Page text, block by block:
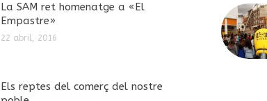
La SAM ret homenatge a «El
Empastre»
22 abril, 2016
Els reptes del comerç del nostre